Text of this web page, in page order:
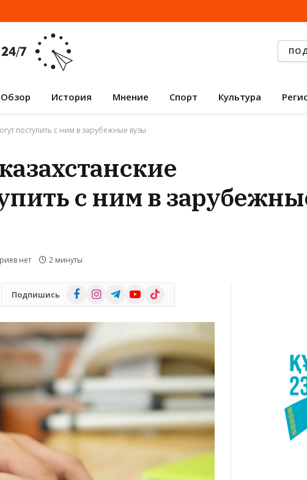
Обзор История Мнение Спорт Культура
поступить с ним в зарубежные вузы
с ним в
нет 2 минуты
Подпишись FacebookInstagramTelegramYouTube
TikTok